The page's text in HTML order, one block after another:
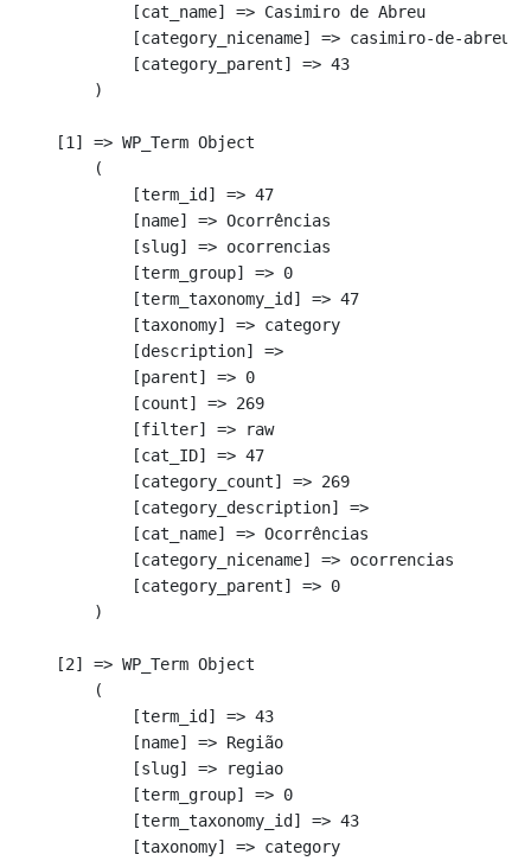
            [cat_name] => Casimiro de Abreu
            [category_nicename] => casimiro-de-abreu
            [category_parent] => 43
        )
    [1] => WP_Term Object
        (
            [term_id] => 47
            [name] => Ocorrências
            [slug] => ocorrencias
            [term_group] => 0
            [term_taxonomy_id] => 47
            [taxonomy] => category
            [description] =>
            [parent] => 0
            [count] => 269
            [filter] => raw
            [cat_ID] => 47
            [category_count] => 269
            [category_description] =>
            [cat_name] => Ocorrências
            [category_nicename] => ocorrencias
            [category_parent] => 0
        )
    [2] => WP_Term Object
        (
            [term_id] => 43
            [name] => Região
            [slug] => regiao
            [term_group] => 0
            [term_taxonomy_id] => 43
            [taxonomy] => category